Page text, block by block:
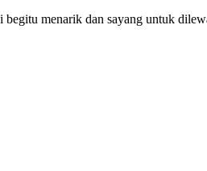
menarik dan sayang untuk